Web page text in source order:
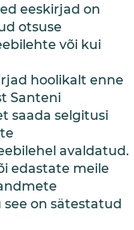
eeskirjad on
otsuse
või kui
hoolikalt enne
Santeni
saada selgitusi
avaldatud.
edastate meile
on sätestatud